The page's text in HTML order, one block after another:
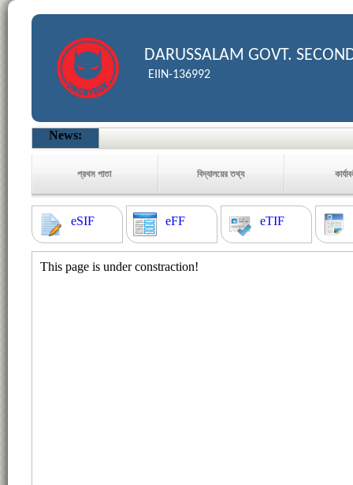
DARUSSALAM GOVT.
EIIN-136992
News:
প্রথম পাতা বিদ্যালয়ের তথ্য
eSIF eFF eTIF
This page is under constraction!